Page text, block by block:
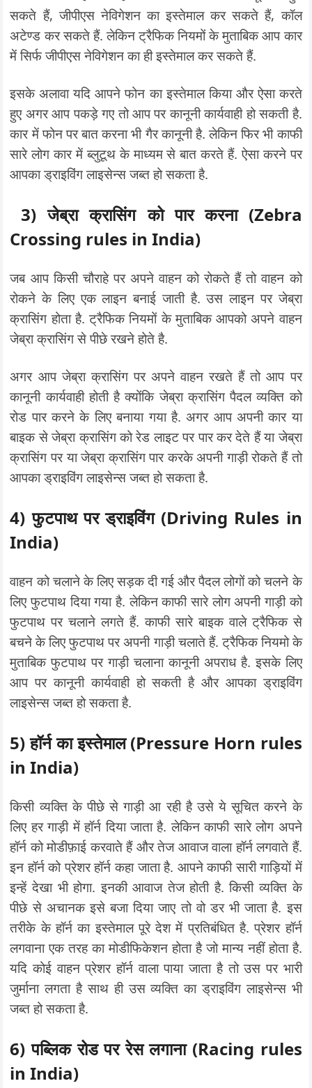
सकते हैं, जीपीएस नेविगेशन का इस्तेमाल कर सकते हैं, कॉल
अटेण्ड कर सकते हैं. लेकिन ट्रैफिक नियमों के मुताबिक आप कार
में सिर्फ जीपीएस नेविगेशन का ही इस्तेमाल कर सकते हैं.
इसके अलावा यदि आपने फोन का इस्तेमाल किया और ऐसा करते
हुए अगर आप पकड़े गए तो आप पर कानूनी कार्यवाही हो सकती है.
कार में फोन पर बात करना भी गैर कानूनी है. लेकिन फिर भी काफी
सारे लोग कार में ब्लुटूथ के माध्यम से बात करते हैं. ऐसा करने पर
आपका ड्राइविंग लाइसेन्स जब्त हो सकता है.
3) जेब्रा क्रासिंग को पार करना(Zebra
Crossing rules in India)
जब आप किसी चौराहे पर अपने वाहन को रोकते हैं तो वाहन को
रोकने के लिए एक लाइन बनाई जाती है. उस लाइन पर जेब्रा
क्रासिंग होता है. ट्रैफिक नियमों के मुताबिक आपको अपने वाहन
जेब्रा क्रासिंग से पीछे रखने होते है.
अगर आप जेब्रा क्रासिंग पर अपने वाहन रखते हैं तो आप पर
कानूनी कार्यवाही होती है क्योंकि जेब्रा क्रासिंग पैदल व्यक्ति को
रोड पार करने के लिए बनाया गया है. अगर आप अपनी कार या
बाइक से जेब्रा क्रासिंग को रेड लाइट पर पार कर देते हैं या जेब्रा
क्रासिंग पर या जेब्रा क्रासिंग पार करके अपनी गाड़ी रोकते हैं तो
आपका ड्राइविंग लाइसेन्स जब्त हो सकता है.
4) फुटपाथ पर ड्राइविंग(Driving Rules in
India)
वाहन को चलाने के लिए सड़क दी गई और पैदल लोगों को चलने के
लिए फुटपाथ दिया गया है. लेकिन काफी सारे लोग अपनी गाड़ी को
फुटपाथ पर चलाने लगते हैं. काफी सारे बाइक वाले ट्रैफिक से
बचने के लिए फुटपाथ पर अपनी गाड़ी चलाते हैं. ट्रैफिक नियमो के
मुताबिक फुटपाथ पर गाड़ी चलाना कानूनी अपराध है. इसके लिए
आप पर कानूनी कार्यवाही हो सकती है और आपका ड्राइविंग
लाइसेन्स जब्त हो सकता है.
5) हॉर्न का इस्तेमाल(Pressure Horn rules
in India)
किसी व्यक्ति के पीछे से गाड़ी आ रही है उसे ये सूचित करने के
लिए हर गाड़ी में हॉर्न दिया जाता है. लेकिन काफी सारे लोग अपने
हॉर्न को मोडीफ़ाई करवाते हैं और तेज आवाज वाला हॉर्न लगवाते हैं.
इन हॉर्न को प्रेशर हॉर्न कहा जाता है. आपने काफी सारी गाड़ियों में
इन्हें देखा भी होगा. इनकी आवाज तेज होती है. किसी व्यक्ति के
पीछे से अचानक इसे बजा दिया जाए तो वो डर भी जाता है. इस
तरीके के हॉर्न का इस्तेमाल पूरे देश में प्रतिबंधित है. प्रेशर हॉर्न
लगवाना एक तरह का मोडीफिकेशन होता है जो मान्य नहीं होता है.
यदि कोई वाहन प्रेशर हॉर्न वाला पाया जाता है तो उस पर भारी
जुर्माना लगता है साथ ही उस व्यक्ति का ड्राइविंग लाइसेन्स भी
जब्त हो सकता है.
6) पब्लिक रोड पर रेस लगाना(Racing rules
in India)